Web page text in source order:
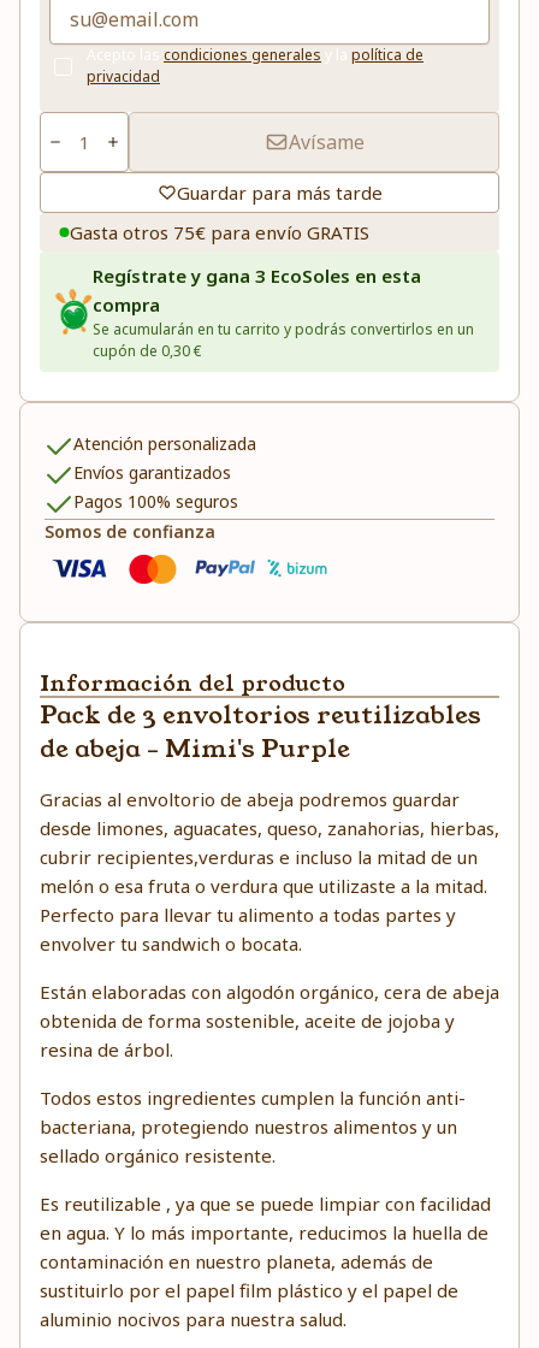
Acepto las condiciones generales y la política de
privacidad
Avísame
Guardar para más tarde
Gasta otros 75€ para envío GRATIS
Regístrate y gana 3 EcoSoles en esta
compra
Se acumularán en tu carrito y podrás convertirlos en un
cupón de 0,30 €
Atención personalizada
Envíos garantizados
Pagos 100% seguros
Somos de confianza
Información del producto
Pack de 3 envoltorios reutilizables
de abeja - Mimi's Purple
Gracias al envoltorio de abeja podremos guardar
desde limones, aguacates, queso, zanahorias, hierbas,
cubrir recipientes,verduras e incluso la mitad de un
melón o esa fruta o verdura que utilizaste a la mitad.
Perfecto para llevar tu alimento a todas partes y
envolver tu sandwich o bocata.
Están elaboradas con algodón orgánico, cera de abeja
obtenida de forma sostenible, aceite de jojoba y
resina de árbol.
Todos estos ingredientes cumplen la función anti-
bacteriana, protegiendo nuestros alimentos y un
sellado orgánico resistente.
Es reutilizable , ya que se puede limpiar con facilidad
en agua. Y lo más importante, reducimos la huella de
contaminación en nuestro planeta, además de
sustituirlo por el papel film plástico y el papel de
aluminio nocivos para nuestra salud.